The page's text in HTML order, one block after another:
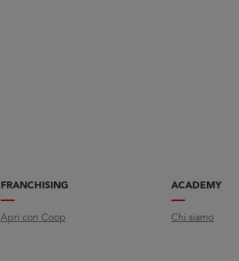
FRANCHISING
Apri con Coop
ACADEMY
Chi siamo